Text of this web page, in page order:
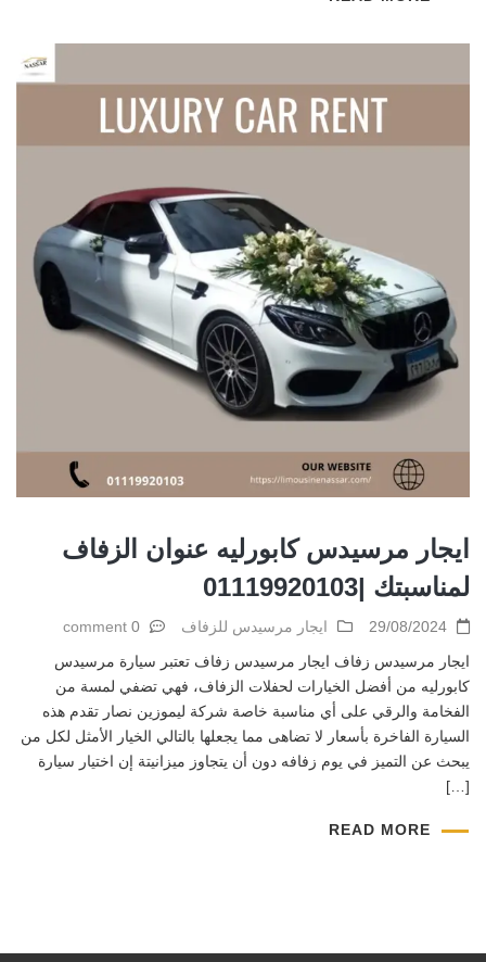
ايجار مرسيدس كابورليه عنوان الزفاف
لمناسبتك |01119920103
29/08/2024 ايجار مرسيدس للزفاف
0 comment
ايجار مرسيدس زفاف ايجار مرسيدس زفاف تعتبر سيارة مرسيدس
كابورليه من أفضل الخيارات لحفلات الزفاف، فهي تضفي لمسة من
الفخامة والرقي على أي مناسبة خاصة شركة ليموزين نصار تقدم هذه
السيارة الفاخرة بأسعار لا تضاهى مما يجعلها بالتالي الخيار الأمثل لكل من
يبحث عن التميز في يوم زفافه دون أن يتجاوز ميزانيتة إن اختيار سيارة
[…]
READ MORE